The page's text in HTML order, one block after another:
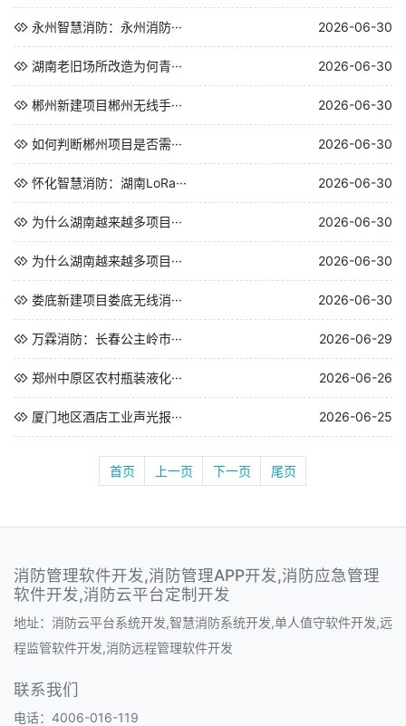
永州智慧消防：永州消防··· 2026-06-30
湖南老旧场所改造为何青··· 2026-06-30
郴州新建项目郴州无线手··· 2026-06-30
如何判断郴州项目是否需··· 2026-06-30
怀化智慧消防：湖南LoRa··· 2026-06-30
为什么湖南越来越多项目··· 2026-06-30
为什么湖南越来越多项目··· 2026-06-30
娄底新建项目娄底无线消··· 2026-06-30
万霖消防：长春公主岭市··· 2026-06-29
郑州中原区农村瓶装液化··· 2026-06-26
厦门地区酒店工业声光报··· 2026-06-25
首页 上一页 下一页 尾页
消防管理软件开发,消防管理APP开发,消防应急管理
软件开发,消防云平台定制开发
地址：消防云平台系统开发,智慧消防系统开发,单人值守软件开发,远
程监管软件开发,消防远程管理软件开发
联系我们
电话：4006-016-119